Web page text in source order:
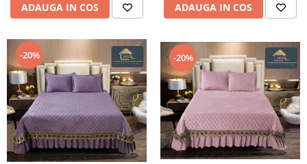
ADAUGA IN COS ADAUGA IN COS
-20% -20%